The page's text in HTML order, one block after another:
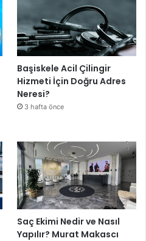
Başiskele Acil Çilingir
Hizmeti İçin Doğru Adres
Neresi?
3 hafta önce
Saç Ekimi Nedir ve Nasıl
Yapılır? Murat Makascı